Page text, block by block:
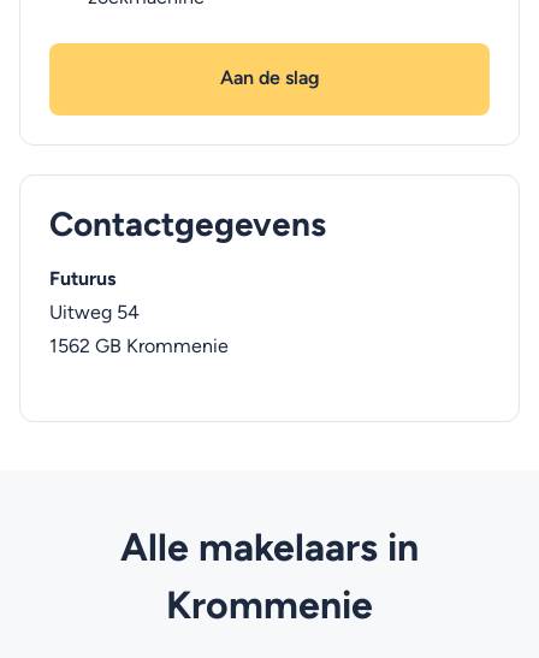
Aan de slag
Contactgegevens
Futurus
Uitweg 54
1562 GB Krommenie
Alle makelaars in
Krommenie